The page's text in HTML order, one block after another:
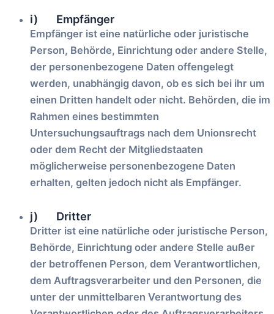
i) Empfänger
Empfänger ist eine natürliche oder juristische
Person, Behörde, Einrichtung oder andere Stelle,
der personenbezogene Daten offengelegt
werden, unabhängig davon, ob es sich bei ihr um
einen Dritten handelt oder nicht. Behörden, die im
Rahmen eines bestimmten
Untersuchungsauftrags nach dem Unionsrecht
oder dem Recht der Mitgliedstaaten
möglicherweise personenbezogene Daten
erhalten, gelten jedoch nicht als Empfänger.
j) Dritter
Dritter ist eine natürliche oder juristische Person,
Behörde, Einrichtung oder andere Stelle außer
der betroffenen Person, dem Verantwortlichen,
dem Auftragsverarbeiter und den Personen, die
unter der unmittelbaren Verantwortung des